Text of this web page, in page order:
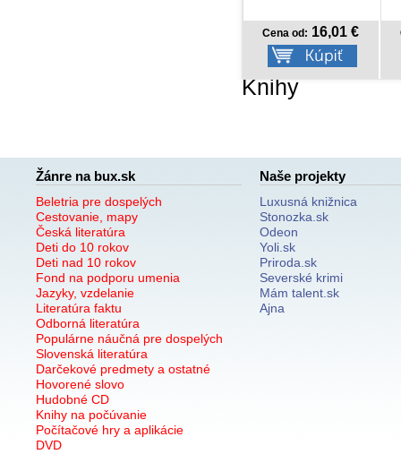
Cena od: 16,01 €
Knihy
Žánre na bux.sk
Beletria pre dospelých
Cestovanie, mapy
Česká literatúra
Deti do 10 rokov
Deti nad 10 rokov
Fond na podporu umenia
Jazyky, vzdelanie
Literatúra faktu
Odborná literatúra
Populárne náučná pre dospelých
Slovenská literatúra
Darčekové predmety a ostatné
Hovorené slovo
Hudobné CD
Knihy na počúvanie
Počítačové hry a aplikácie
DVD
Naše projekty
Luxusná knižnica
Stonozka.sk
Odeon
Yoli.sk
Priroda.sk
Severské krimi
Mám talent.sk
Ajna